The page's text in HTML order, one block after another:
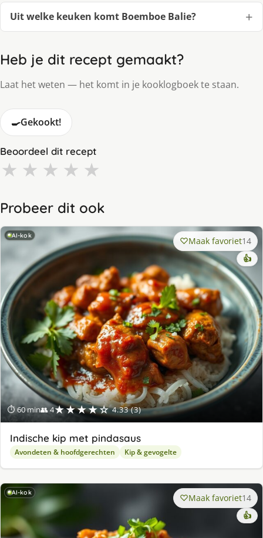
Uit welke keuken komt Boemboe Balie?
Heb je dit recept gemaakt?
Laat het weten — het komt in je kooklogboek te staan.
🍳Gekookt!
Beoordeel dit recept
★ ★ ★ ★ ★
Probeer dit ook
AI-kok
⏱ 60 min👥 4★★★★☆ 4.33 (3)
Maak favoriet14
👍
Indische kip met pindasaus
Avondeten & hoofdgerechten Kip & gevogelte
AI-kok Maak favoriet14
👍